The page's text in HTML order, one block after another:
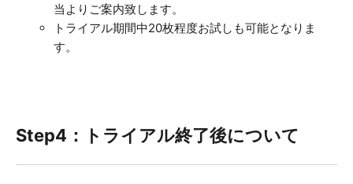
当よりご案内致します。
トライアル期間中20枚程度お試しも可能となりま
す。
Step4：トライアル終了後について